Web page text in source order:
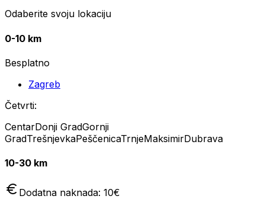
Odaberite svoju lokaciju
0-10 km
Besplatno
Zagreb
Četvrti:
CentarDonji GradGornji
GradTrešnjevkaPeščenicaTrnjeMaksimirDubrava
10-30 km
Dodatna naknada: 10€